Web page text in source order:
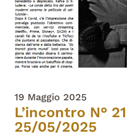
19 Maggio 2025
L’incontro N°
25/05/2025